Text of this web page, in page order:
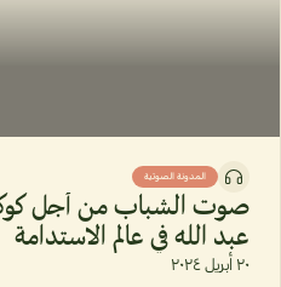
المدونة الصوتية
صوت الشباب من أجل
عبد الله في عالم الاستدامة
٢٠ أبريل ٢٠٢٤